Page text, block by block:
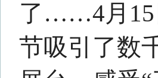
创业”大赛的特等
多个体验活